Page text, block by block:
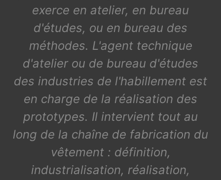
exerce en atelier, en bureau
d'études, ou en bureau des
méthodes. L'agent technique
d'atelier ou de bureau d'études
des industries de l'habillement est
en charge de la réalisation des
prototypes. Il intervient tout au
long de la chaîne de fabrication du
vêtement : définition,
industrialisation, réalisation,